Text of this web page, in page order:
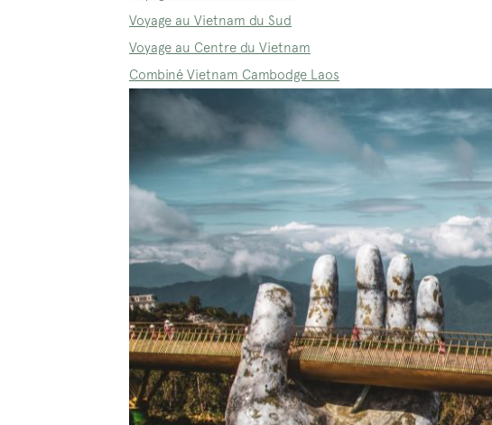
Voyage au Vietnam du Sud
Voyage au Centre du Vietnam
Combiné Vietnam Cambodge Laos